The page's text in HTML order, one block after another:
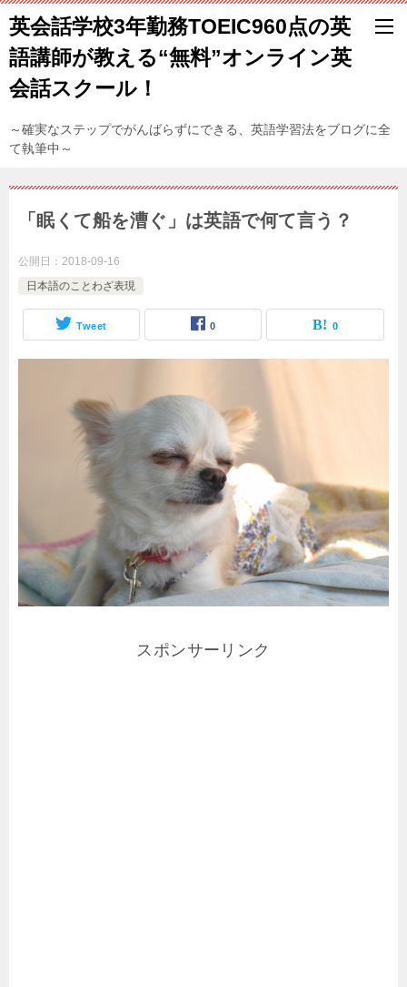
英会話学校3年勤務TOEIC960点の英
語講師が教える“無料”オンライン英
会話スクール！
～確実なステップでがんばらずにできる、英語学習法をブログに全
て執筆中～
「眠くて船を漕ぐ」は英語で何て言う？
公開日： 2018-09-16
日本語のことわざ表現
Tweet 0 0
スポンサーリンク